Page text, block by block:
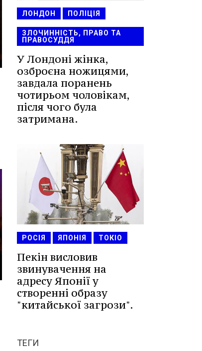
ЛОНДОН ПОЛІЦІЯ
ЗЛОЧИННІСТЬ, ПРАВО ТА
ПРАВОСУДДЯ
У Лондоні жінка,
озброєна ножицями,
завдала поранень
чотирьом чоловікам,
після чого була
затримана.
РОСІЯ ЯПОНІЯ ТОКІО
Пекін висловив
звинувачення на
адресу Японії у
створенні образу
"китайської загрози".
ТЕГИ